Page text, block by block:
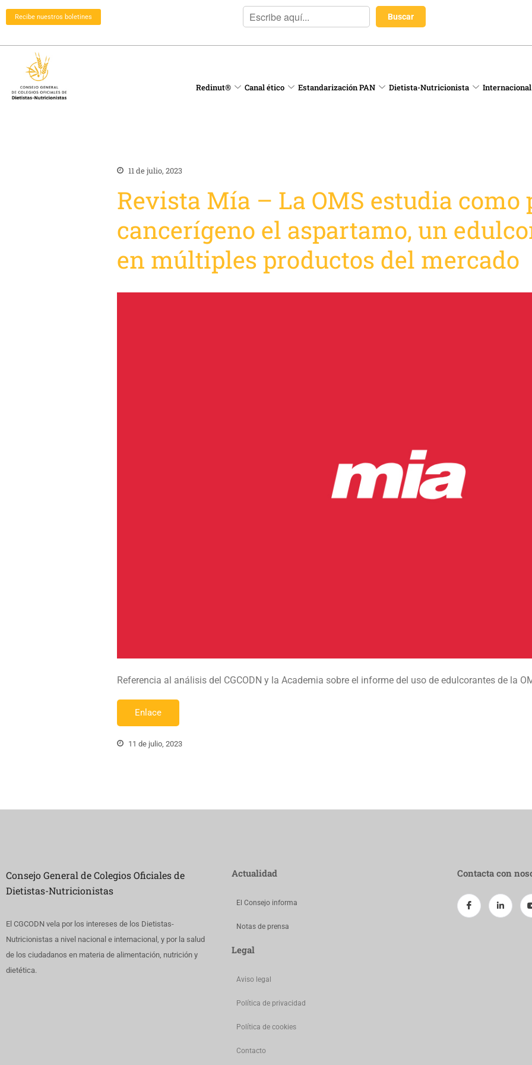
Recibe nuestros boletines
Redinut® Canal ético Estandarización PAN Dietista-Nutricionista Internacional
11 de julio, 2023
Revista Mía – La OMS estudia como
cancerígeno el aspartamo, un
en múltiples productos del mercado
Referencia al análisis del CGCODN y la Academia sobre el informe del uso de edulcorantes de la
Enlace
11 de julio, 2023
Consejo General de Colegios Oficiales de
Dietistas-Nutricionistas
El CGCODN vela por los intereses de los Dietistas-
Nutricionistas a nivel nacional e internacional, y por la salud
de los ciudadanos en materia de alimentación, nutrición y
dietética.
Actualidad
El Consejo informa
Notas de prensa
Legal
Aviso legal
Política de privacidad
Política de cookies
Contacto
Contacta con